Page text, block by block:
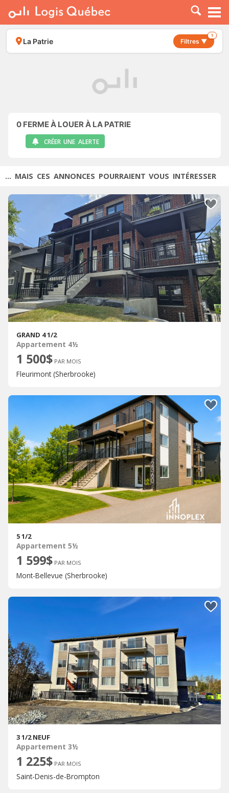
À LOUER
À VENDRE
PLACER UNE ANNONCE
La Patrie Filtres ▼
1
0 FERME À LOUER À LA PATRIE
CRÉER UNE ALERTE
... MAIS CES ANNONCES POURRAIENT VOUS INTÉRESSER
GRAND 4 1/2
Appartement 4½
1 500$ PAR MOIS
Fleurimont (Sherbrooke)
5 1/2
Appartement 5½
1 599$ PAR MOIS
Mont-Bellevue (Sherbrooke)
3 1/2 NEUF
Appartement 3½
1 225$ PAR MOIS
Saint-Denis-de-Brompton